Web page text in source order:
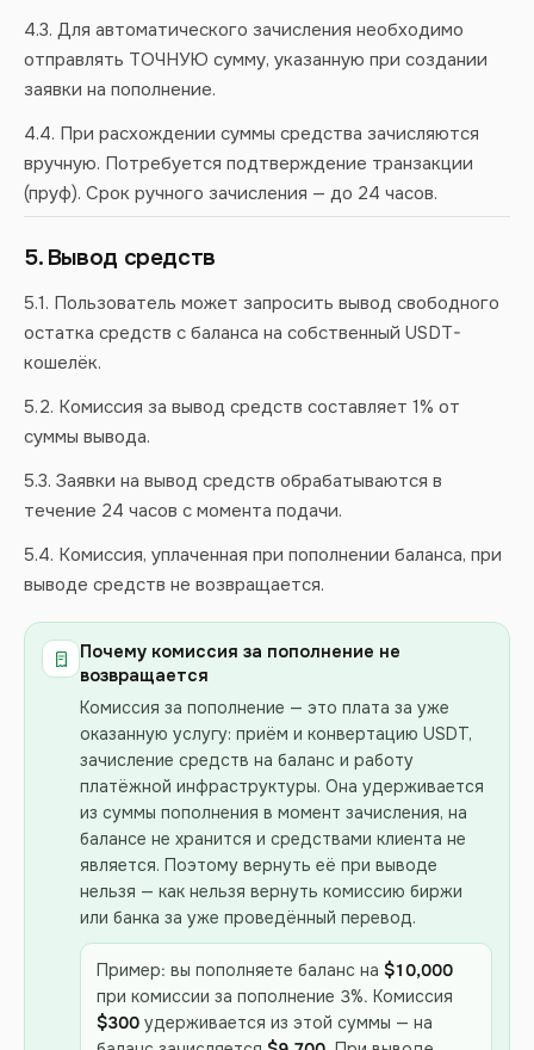
4.3. Для автоматического зачисления необходимо
отправлять ТОЧНУЮ сумму, указанную при создании
заявки на пополнение.
4.4. При расхождении суммы средства зачисляются
вручную. Потребуется подтверждение транзакции
(пруф). Срок ручного зачисления — до 24 часов.
5. Вывод средств
5.1. Пользователь может запросить вывод свободного
остатка средств с баланса на собственный USDT-
кошелёк.
5.2. Комиссия за вывод средств составляет 1% от
суммы вывода.
5.3. Заявки на вывод средств обрабатываются в
течение 24 часов с момента подачи.
5.4. Комиссия, уплаченная при пополнении баланса, при
выводе средств не возвращается.
Почему комиссия за пополнение не
возвращается
Комиссия за пополнение — это плата за уже
оказанную услугу: приём и конвертацию USDT,
зачисление средств на баланс и работу
платёжной инфраструктуры. Она удерживается
из суммы пополнения в момент зачисления, на
балансе не хранится и средствами клиента не
является. Поэтому вернуть её при выводе
нельзя — как нельзя вернуть комиссию биржи
или банка за уже проведённый перевод.
Пример: вы пополняете баланс на $10,000
при комиссии за пополнение 3%. Комиссия
$300 удерживается из этой суммы — на